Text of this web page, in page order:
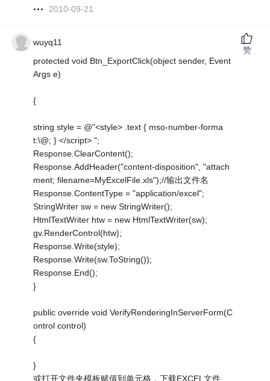
2010-09-21
wuyq11
protected void Btn_ExportClick(object sender, Event
Args e)
{
string style = @"<style> .text { mso-number-forma
t:\@; } </script> ";
Response.ClearContent();
Response.AddHeader("content-disposition", "attach
ment; filename=MyExcelFile.xls");//输出文件名
Response.ContentType = "application/excel";
StringWriter sw = new StringWriter();
HtmlTextWriter htw = new HtmlTextWriter(sw);
gv.RenderControl(htw);
Response.Write(style);
Response.Write(sw.ToString());
Response.End();
}
public override void VerifyRenderingInServerForm(C
ontrol control)
{
}
或打开文件夹模板赋值到单元格，下载EXCEL文件
赞